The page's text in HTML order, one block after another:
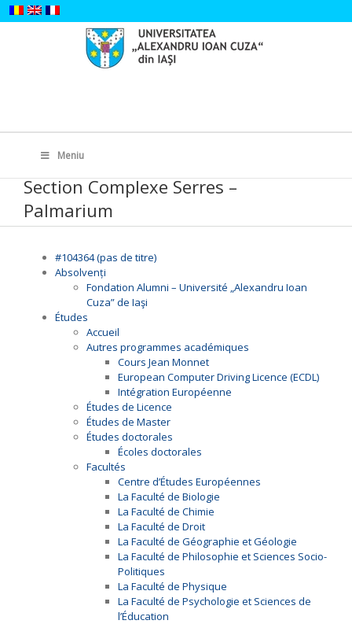
Skip
to
for:
Meniu
Section Complexe Serres –
Palmarium
#104364 (pas de titre)
Absolvenți
Fondation Alumni – Université „Alexandru Ioan
Cuza” de Iaşi
Études
Accueil
Autres programmes académiques
Cours Jean Monnet
European Computer Driving Licence (ECDL)
Intégration Européenne
Études de Licence
Études de Master
Études doctorales
Écoles doctorales
Facultés
Centre d’Études Européennes
La Faculté de Biologie
La Faculté de Chimie
La Faculté de Droit
La Faculté de Géographie et Géologie
La Faculté de Philosophie et Sciences Socio-
Politiques
La Faculté de Physique
La Faculté de Psychologie et Sciences de
l’Éducation